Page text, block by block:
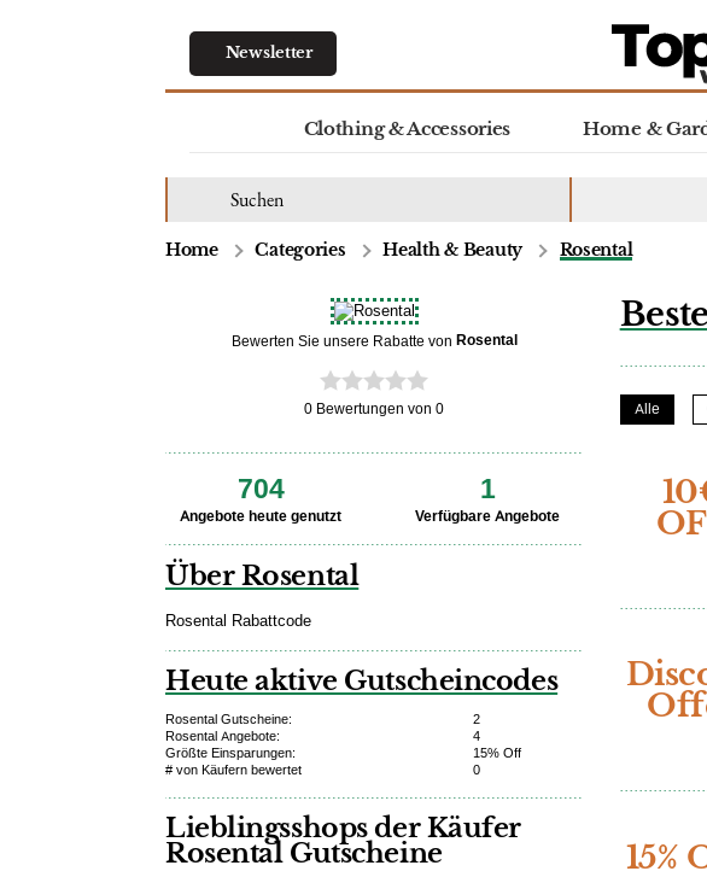
Newsletter
Clothing & Accessories Home &
Home Categories Health & Beauty Rosental
Bewerten Sie unsere Rabatte von Rosental
0 Bewertungen von 0
704
Angebote heute genutzt
1
Verfügbare Angebote
Über Rosental
Rosental Rabattcode
Heute aktive Gutscheincodes
Rosental Gutscheine:
2
Rosental Angebote:
4
Größte Einsparungen:
15% Off
# von Käufern bewertet
0
Lieblingsshops der Käufer
Rosental Gutscheine
Alle
15%